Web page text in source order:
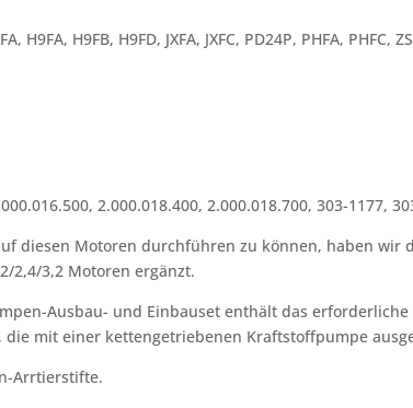
H9FA, H9FB, H9FD, JXFA, JXFC, PD24P, PHFA, PHFC,
2.000.018.400, 2.000.018.700, 303-1177,
diesen Motoren durchführen zu können, haben wir
2,4/3,2 Motoren ergänzt.
Ausbau- und Einbauset enthält das
die mit einer kettengetriebenen Kraftstoffpumpe
Arrtierstifte.